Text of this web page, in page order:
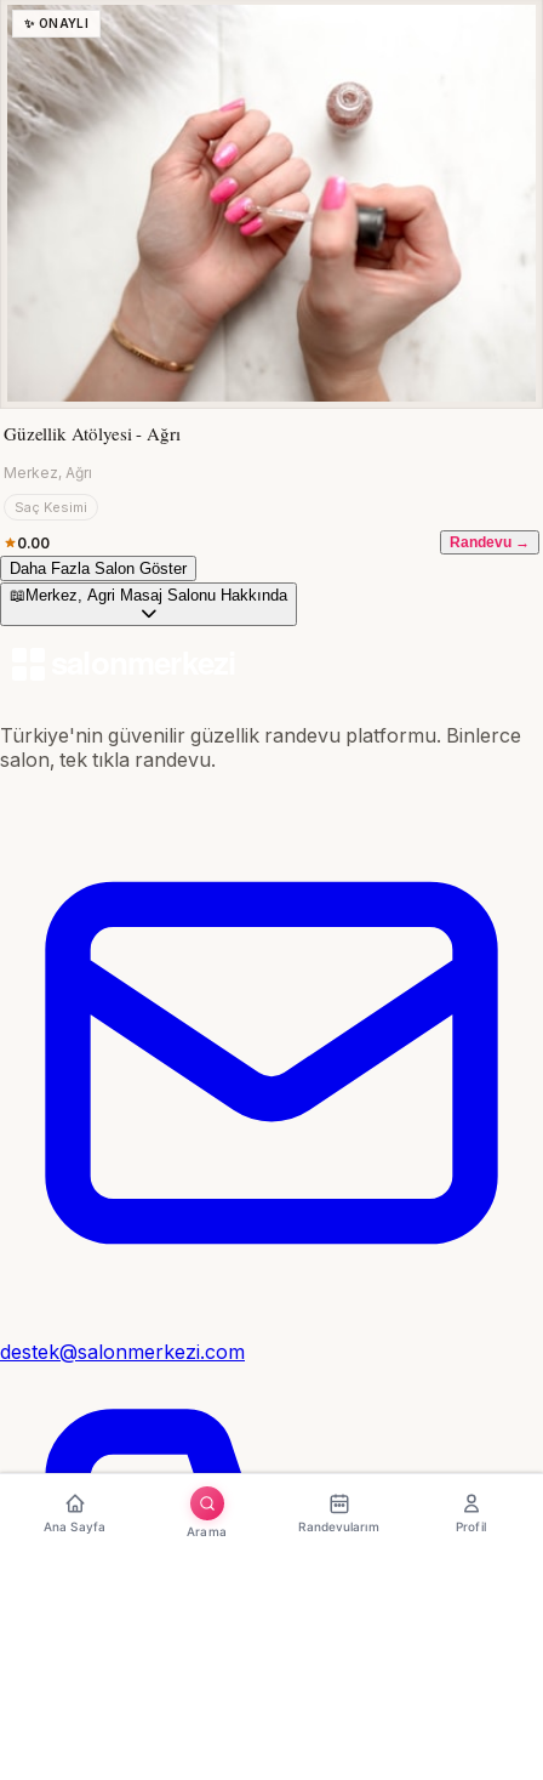
✨ ONAYLI
Güzellik Atölyesi - Ağrı
Merkez, Ağrı
Saç Kesimi
0.00 Randevu →
Daha Fazla Salon Göster
📖 Merkez, Agri Masaj Salonu Hakkında
Türkiye'nin güvenilir güzellik randevu platformu. Binlerce
salon, tek tıkla randevu.
destek@salonmerkezi.com
Ana Sayfa Arama Randevularım Profil